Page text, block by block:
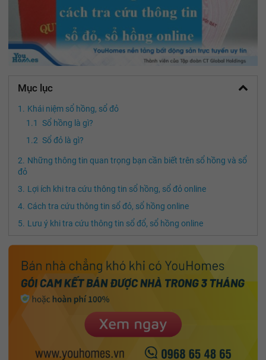
Mục lục
Khái niệm sổ hồng, sổ đỏ
Sổ hồng là gì?
Sổ đỏ là gì?
Những thông tin quan trọng bạn cần biết trên sổ hồng và sổ
đỏ
Lợi ích khi tra cứu thông tin sổ hồng, sổ đỏ online
Cách tra cứu thông tin sổ đỏ, sổ hồng online
Lưu ý khi tra cứu thông tin sổ đổ, sổ hồng online